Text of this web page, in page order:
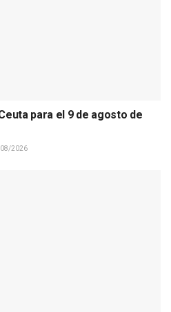
para el 9 de agosto de
2026